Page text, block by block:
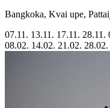
Bangkoka, Kvai upe,
07.11. 13.11. 17.11. 28.11.
08.02. 14.02. 21.02. 28.02.